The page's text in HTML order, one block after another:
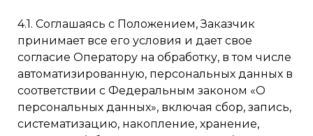
4.1. Соглашаясь с Положением, Заказчик
принимает все его условия и дает свое
согласие Оператору на обработку, в том числе
автоматизированную, персональных данных в
соответствии с Федеральным законом «О
персональных данных», включая сбор, запись,
систематизацию, накопление, хранение,